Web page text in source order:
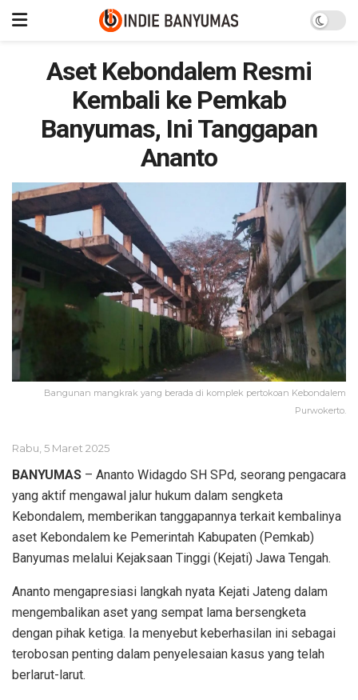
Aset Kebondalem Resmi
Kembali ke Pemkab
Banyumas, Ini Tanggapan
Ananto
Bangunan mangkrak yang berada di komplek pertokoan Kebondalem
Purwokerto.
Rabu, 5 Maret 2025
BANYUMAS – Ananto Widagdo SH SPd, seorang pengacara
yang aktif mengawal jalur hukum dalam sengketa
Kebondalem, memberikan tanggapannya terkait kembalinya
aset Kebondalem ke Pemerintah Kabupaten (Pemkab)
Banyumas melalui Kejaksaan Tinggi (Kejati) Jawa Tengah.
Ananto mengapresiasi langkah nyata Kejati Jateng dalam
mengembalikan aset yang sempat lama bersengketa
dengan pihak ketiga. Ia menyebut keberhasilan ini sebagai
terobosan penting dalam penyelesaian kasus yang telah
berlarut-larut.